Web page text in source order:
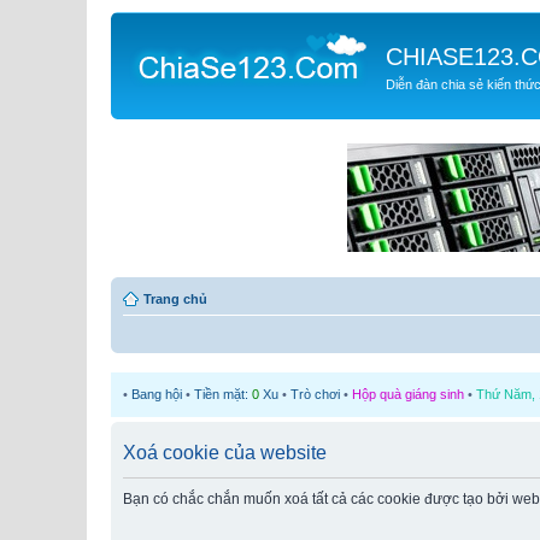
Diễn đàn chia sẻ kiến thức
Trang chủ
• Bang hội • Tiền mặt: 0 Xu • Trò chơi • Hộp quà giáng sinh • Thứ Năm,
Xoá cookie của website
Bạn có chắc chắn muốn xoá tất cả các cookie được tạo bởi